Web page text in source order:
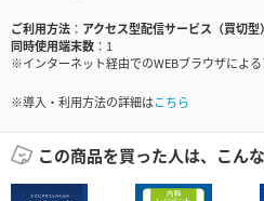
ご利用方法
アクセス型配信サービス（買切型）
同時使用端末数
1
※インターネット経由でのWEBブラウザによる
※導入・利用方法の詳細はこちら
この商品を買った人は、こん